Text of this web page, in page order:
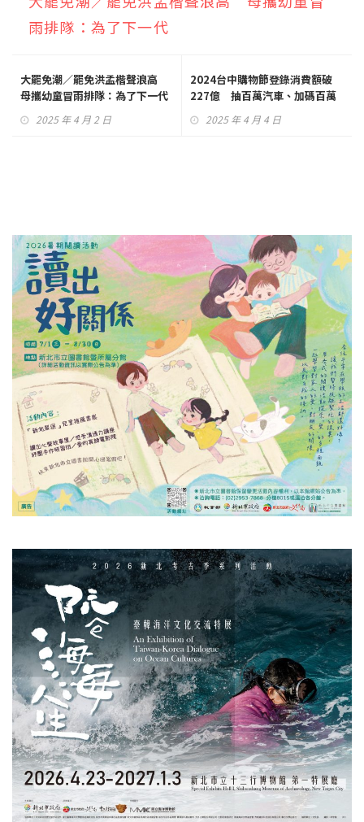
雨排隊：為了下一代
大罷免潮／罷免洪孟楷聲浪高
母攜幼童冒雨排隊：為了下一代
2025 年 4 月 2 日
2024台中購物節登錄消費額破
227億 抽百萬汽車、加碼百萬
2025 年 4 月 4 日